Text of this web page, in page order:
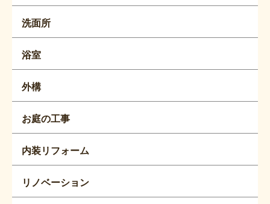
洗面所
浴室
外構
お庭の工事
内装リフォーム
リノベーション